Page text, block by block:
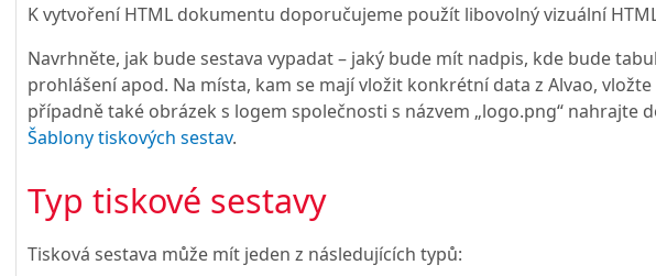
K vytvoření HTML dokumentu doporučujeme použít libovolný vizuální
Navrhněte, jak bude sestava vypadat – jaký bude mít nadpis, kde bude
prohlášení apod. Na místa, kam se mají vložit konkrétní data z Alvao,
případně také obrázek s logem společnosti s názvem „logo.png“ nahrajte
Šablony tiskových sestav.
Typ tiskové sestavy
Tisková sestava může mít jeden z následujících typů: